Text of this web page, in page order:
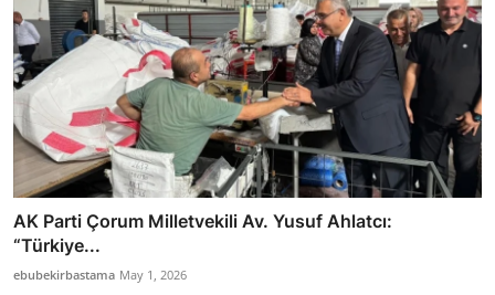
AK Parti Çorum Milletvekili Av. Yusuf Ahlatcı:
“Türkiye...
ebubekirbastama May 1, 2026